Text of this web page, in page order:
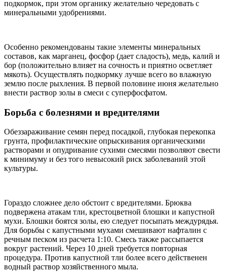
подкормок, при этом органику желательно чередовать с
минеральными удобрениями.
Особенно рекомендованы такие элементы минеральных
составов, как марганец, фосфор (дает сладость), медь, калий и
бор (положительно влияет на сочность и приятно осветляет
мякоть). Осуществлять подкормку лучше всего во влажную
землю после рыхления. В первой половине июня желательно
внести раствор золы в смеси с суперфосфатом.
Борьба с болезнями и вредителями
Обеззараживание семян перед посадкой, глубокая перекопка
грунта, профилактические опрыскивания органическими
растворами и опудривание сухими смесями позволяют свести
к минимуму и без того невысокий риск заболеваний этой
культуры.
Гораздо сложнее дело обстоит с вредителями. Брюква
подвержена атакам тли, крестоцветной блошки и капустной
мухи. Блошки боятся золы, ею следует посыпать междурядья.
Для борьбы с капустными мухами смешивают нафталин с
речным песком из расчета 1:10. Смесь также рассыпается
вокруг растений. Через 10 дней требуется повторная
процедура. Против капустной тли более всего действенен
водный раствор хозяйственного мыла.